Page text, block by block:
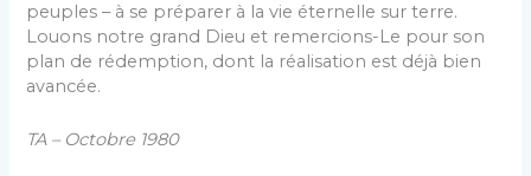
peuples – à se préparer à la vie éternelle sur terre.
Louons notre grand Dieu et remercions-Le pour son
plan de rédemption, dont la réalisation est déjà bien
avancée.
TA – Octobre 1980